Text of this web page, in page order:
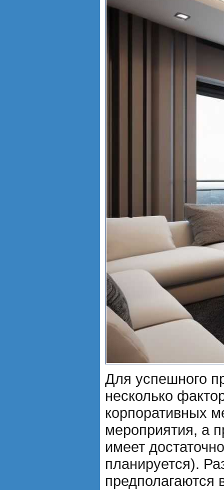
Для успешного
несколько
корпоративных
мероприятия, а
имеет
планируется).
предполагаются